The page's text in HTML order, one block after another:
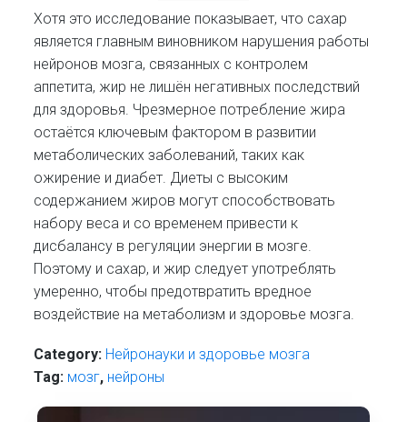
Хотя это исследование показывает, что сахар
является главным виновником нарушения работы
нейронов мозга, связанных с контролем
аппетита, жир не лишён негативных последствий
для здоровья. Чрезмерное потребление жира
остаётся ключевым фактором в развитии
метаболических заболеваний, таких как
ожирение и диабет. Диеты с высоким
содержанием жиров могут способствовать
набору веса и со временем привести к
дисбалансу в регуляции энергии в мозге.
Поэтому и сахар, и жир следует употреблять
умеренно, чтобы предотвратить вредное
воздействие на метаболизм и здоровье мозга.
Category: Нейронауки и здоровье мозга
Tag: мозг, нейроны